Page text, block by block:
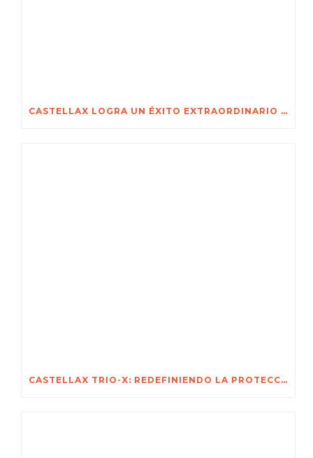
CASTELLAX LOGRA UN ÉXITO EXTRAORDINARIO EN SECUREX 2026 JOHANNESBURGO
CASTELLAX TRIO-X: REDEFINIENDO LA PROTECCIÓN NO LETAL PARA LOS ACTIVOS MÁS VALIOSOS DE ÁFRICA